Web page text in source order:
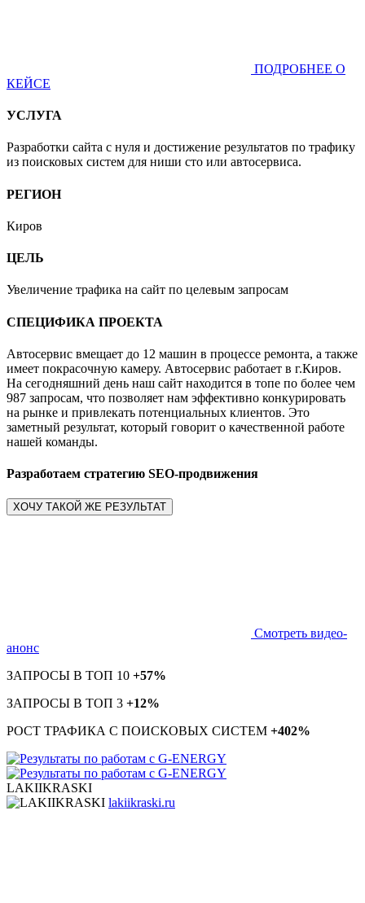
ПОДРОБНЕЕ О
КЕЙСЕ
УСЛУГА
Разработки сайта с нуля и достижение результатов по трафику
из поисковых систем для ниши сто или автосервиса.
РЕГИОН
Киров
ЦЕЛЬ
Увеличение трафика на сайт по целевым запросам
СПЕЦИФИКА ПРОЕКТА
Автосервис вмещает до 12 машин в процессе ремонта, а также
имеет покрасочную камеру. Автосервис работает в г.Киров.
На сегодняшний день наш сайт находится в топе по более чем
987 запросам, что позволяет нам эффективно конкурировать
на рынке и привлекать потенциальных клиентов. Это
заметный результат, который говорит о качественной работе
нашей команды.
Разработаем стратегию SEO-продвижения
ХОЧУ ТАКОЙ ЖЕ РЕЗУЛЬТАТ
Смотреть видео-
анонс
ЗАПРОСЫ В ТОП 10 +57%
ЗАПРОСЫ В ТОП 3 +12%
РОСТ ТРАФИКА С ПОИСКОВЫХ СИСТЕМ +402%
LAKIIKRASKI
lakiikraski.ru